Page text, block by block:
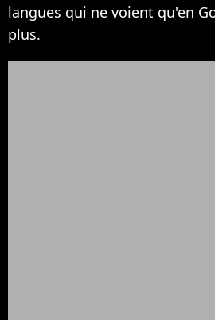
langues qui ne voient qu'en
plus.